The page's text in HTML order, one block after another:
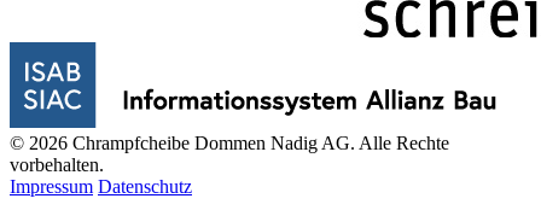
© 2026 Chrampfcheibe Dommen Nadig AG. Alle Rechte
vorbehalten.
Impressum Datenschutz